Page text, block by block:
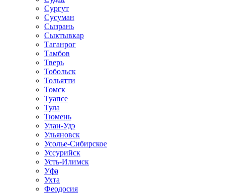
Сургут
Сусуман
Сызрань
Сыктывкар
Таганрог
Тамбов
Тверь
Тобольск
Тольятти
Томск
Туапсе
Тула
Тюмень
Улан-Удэ
Ульяновск
Усолье-Сибирское
Уссурийск
Усть-Илимск
Уфа
Ухта
Феодосия